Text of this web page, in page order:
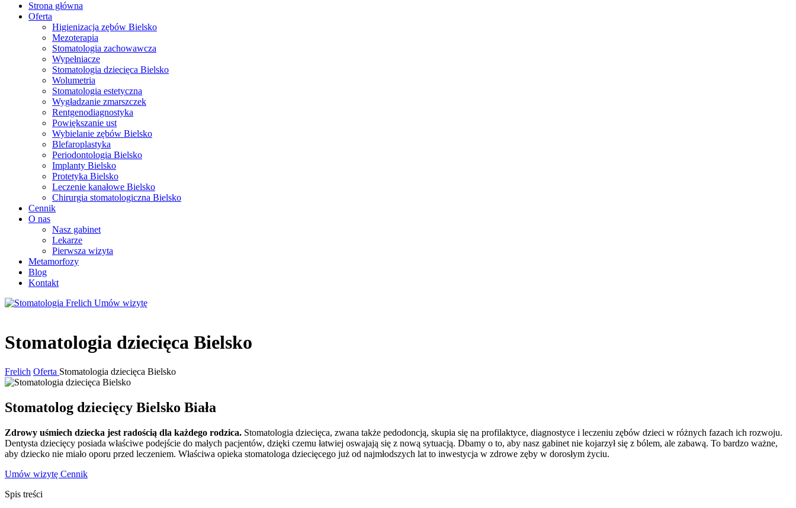
Strona główna
Oferta
Higienizacja zębów Bielsko
Mezoterapia
Stomatologia zachowawcza
Wypełniacze
Stomatologia dziecięca Bielsko
Wolumetria
Stomatologia estetyczna
Wygładzanie zmarszczek
Rentgenodiagnostyka
Powiększanie ust
Wybielanie zębów Bielsko
Blefaroplastyka
Periodontologia Bielsko
Implanty Bielsko
Protetyka Bielsko
Leczenie kanałowe Bielsko
Chirurgia stomatologiczna Bielsko
Cennik
O nas
Nasz gabinet
Lekarze
Pierwsza wizyta
Metamorfozy
Blog
Kontakt
Umów wizytę
Stomatologia dziecięca Bielsko
Frelich Oferta Stomatologia dziecięca Bielsko
Stomatolog dziecięcy Bielsko Biała
Zdrowy uśmiech dziecka jest radością dla każdego rodzica. Stomatologia dziecięca, zwana także pedodoncją, skupia się na profilaktyce, diagnostyce i leczeniu zębów dzieci w różnych fazach ich rozwoju.
Dentysta dziecięcy posiada właściwe podejście do małych pacjentów, dzięki czemu łatwiej oswajają się z nową sytuacją. Dbamy o to, aby nasz gabinet nie kojarzył się z bólem, ale zabawą. To bardzo ważne,
aby dziecko nie miało oporu przed leczeniem. Właściwa opieka stomatologa dziecięcego już od najmłodszych lat to inwestycja w zdrowe zęby w dorosłym życiu.
Umów wizytę Cennik
Spis treści